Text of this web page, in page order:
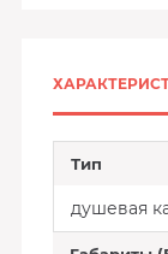
Тип
душевая